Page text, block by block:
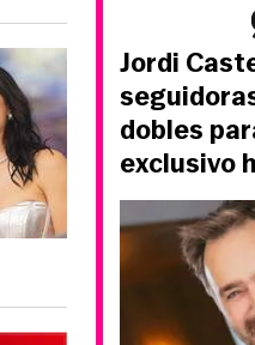
Jordi
dobles
exclusivo